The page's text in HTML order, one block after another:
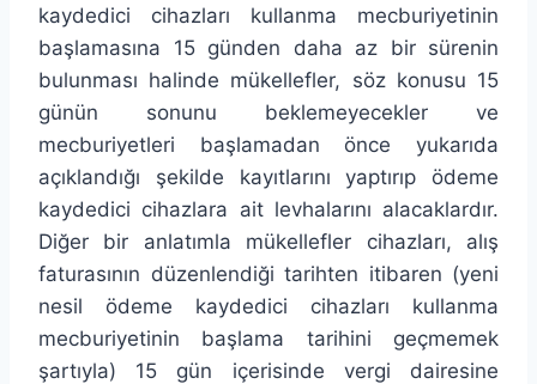
kaydedici cihazları kullanma mecburiyetinin
başlamasına 15 günden daha az bir sürenin
bulunması halinde mükellefler, söz konusu 15
günün sonunu beklemeyecekler ve
mecburiyetleri başlamadan önce yukarıda
açıklandığı şekilde kayıtlarını yaptırıp ödeme
kaydedici cihazlara ait levhalarını alacaklardır.
Diğer bir anlatımla mükellefler cihazları, alış
faturasının düzenlendiği tarihten itibaren (yeni
nesil ödeme kaydedici cihazları kullanma
mecburiyetinin başlama tarihini geçmemek
şartıyla) 15 gün içerisinde vergi dairesine